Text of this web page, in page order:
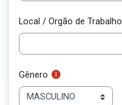
Local / Orgão de Trabalho
Gênero